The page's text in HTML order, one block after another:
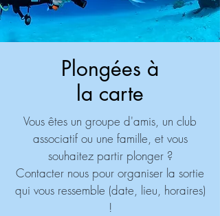
Plongées à
la carte
Vous êtes un groupe d'amis, un club
associatif ou une famille, et vous
souhaitez partir plonger ?
Contacter nous pour organiser la sortie
qui vous ressemble (date, lieu, horaires)
!